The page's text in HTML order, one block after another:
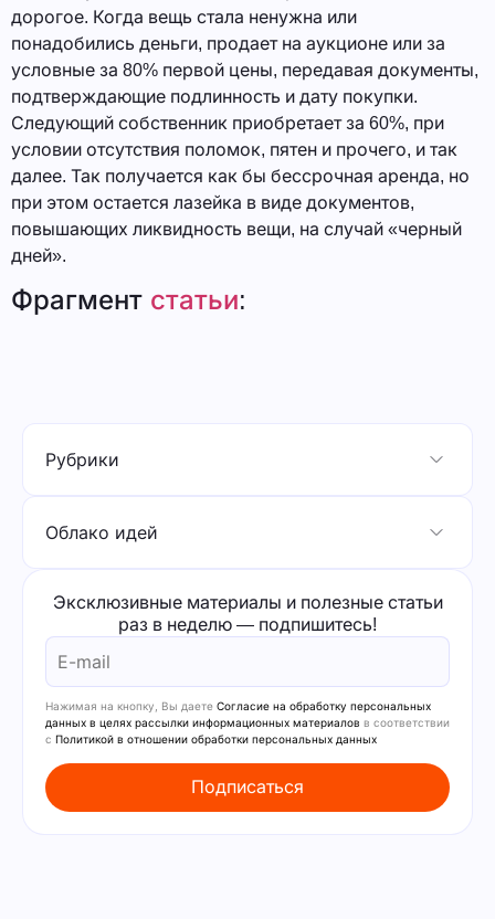
дорогое. Когда вещь стала ненужна или
понадобились деньги, продает на аукционе или за
условные за 80% первой цены, передавая документы,
подтверждающие подлинность и дату покупки.
Следующий собственник приобретает за 60%, при
условии отсутствия поломок, пятен и прочего, и так
далее. Так получается как бы бессрочная аренда, но
при этом остается лазейка в виде документов,
повышающих ликвидность вещи, на случай «черный
дней».
Фрагмент статьи:
Рубрики
Облако идей
Эксклюзивные материалы и полезные статьи
раз в неделю — подпишитесь!
Нажимая на кнопку, Вы даете Согласие на обработку персональных
данных в целях рассылки информационных материалов в соответствии
с Политикой в отношении обработки персональных данных